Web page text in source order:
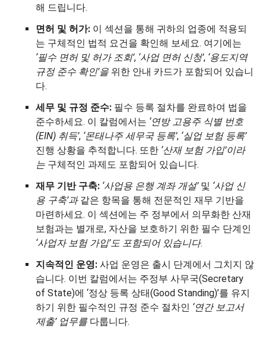
해 드립니다.
면허 및 허가: 이 섹션을 통해 귀하의 업종에 적용되
는 구체적인 법적 요건을 확인해 보세요. 여기에는
‘필수 면허 및 허가 조회’, ‘사업 면허 신청’, ‘용도지역
규정 준수 확인’을 위한 안내 카드가 포함되어 있습니
다.
세무 및 규정 준수: 필수 등록 절차를 완료하여 법을
준수하세요. 이 칼럼에서는 ‘연방 고용주 식별 번호
(EIN) 취득’, ‘몬태나주 세무국 등록’, ‘실업 보험 등록’
진행 상황을 추적합니다. 또한 ‘산재 보험 가입’이라
는 구체적인 과제도 포함되어 있습니다.
재무 기반 구축: ‘사업용 은행 계좌 개설’및 ‘사업 신
용 구축’과같은 항목을 통해 전문적인 재무 기반을
마련하세요. 이 섹션에는 주 정부에서 의무화한 산재
보험과는 별개로, 자산을 보호하기 위한 필수 단계인
‘사업자 보험 가입’도 포함되어 있습니다.
지속적인 운영: 사업 운영은 출시 단계에서 그치지 않
습니다. 이번 칼럼에서는 주정부 사무국(Secretary
of State)에 ‘정상 등록 상태(Good Standing)’를 유지
하기 위한 필수적인 규정 준수 절차인 ‘연간 보고서
제출’ 업무를 다룹니다.